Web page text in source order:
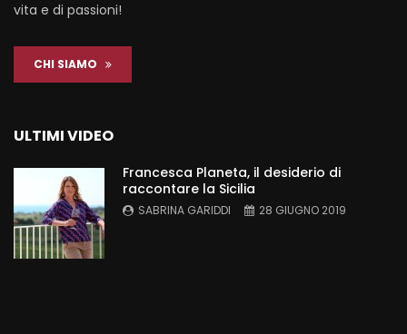
vita e di passioni!
CHI SIAMO
ULTIMI VIDEO
Francesca Planeta, il desiderio di
raccontare la Sicilia
SABRINA GARIDDI 28 GIUGNO 2019